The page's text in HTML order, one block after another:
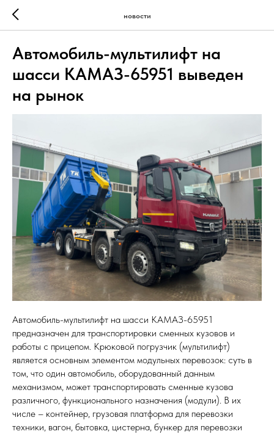
новости
Автомобиль-мультилифт на
шасси КАМАЗ-65951 выведен
на рынок
Автомобиль-мультилифт на шасси КАМАЗ-65951
предназначен для транспортировки сменных кузовов и
работы с прицепом. Крюковой погрузчик (мультилифт)
является основным элементом модульных перевозок: суть в
том, что один автомобиль, оборудованный данным
механизмом, может транспортировать сменные кузова
различного, функционального назначения (модули). В их
числе – контейнер, грузовая платформа для перевозки
техники, вагон, бытовка, цистерна, бункер для перевозки